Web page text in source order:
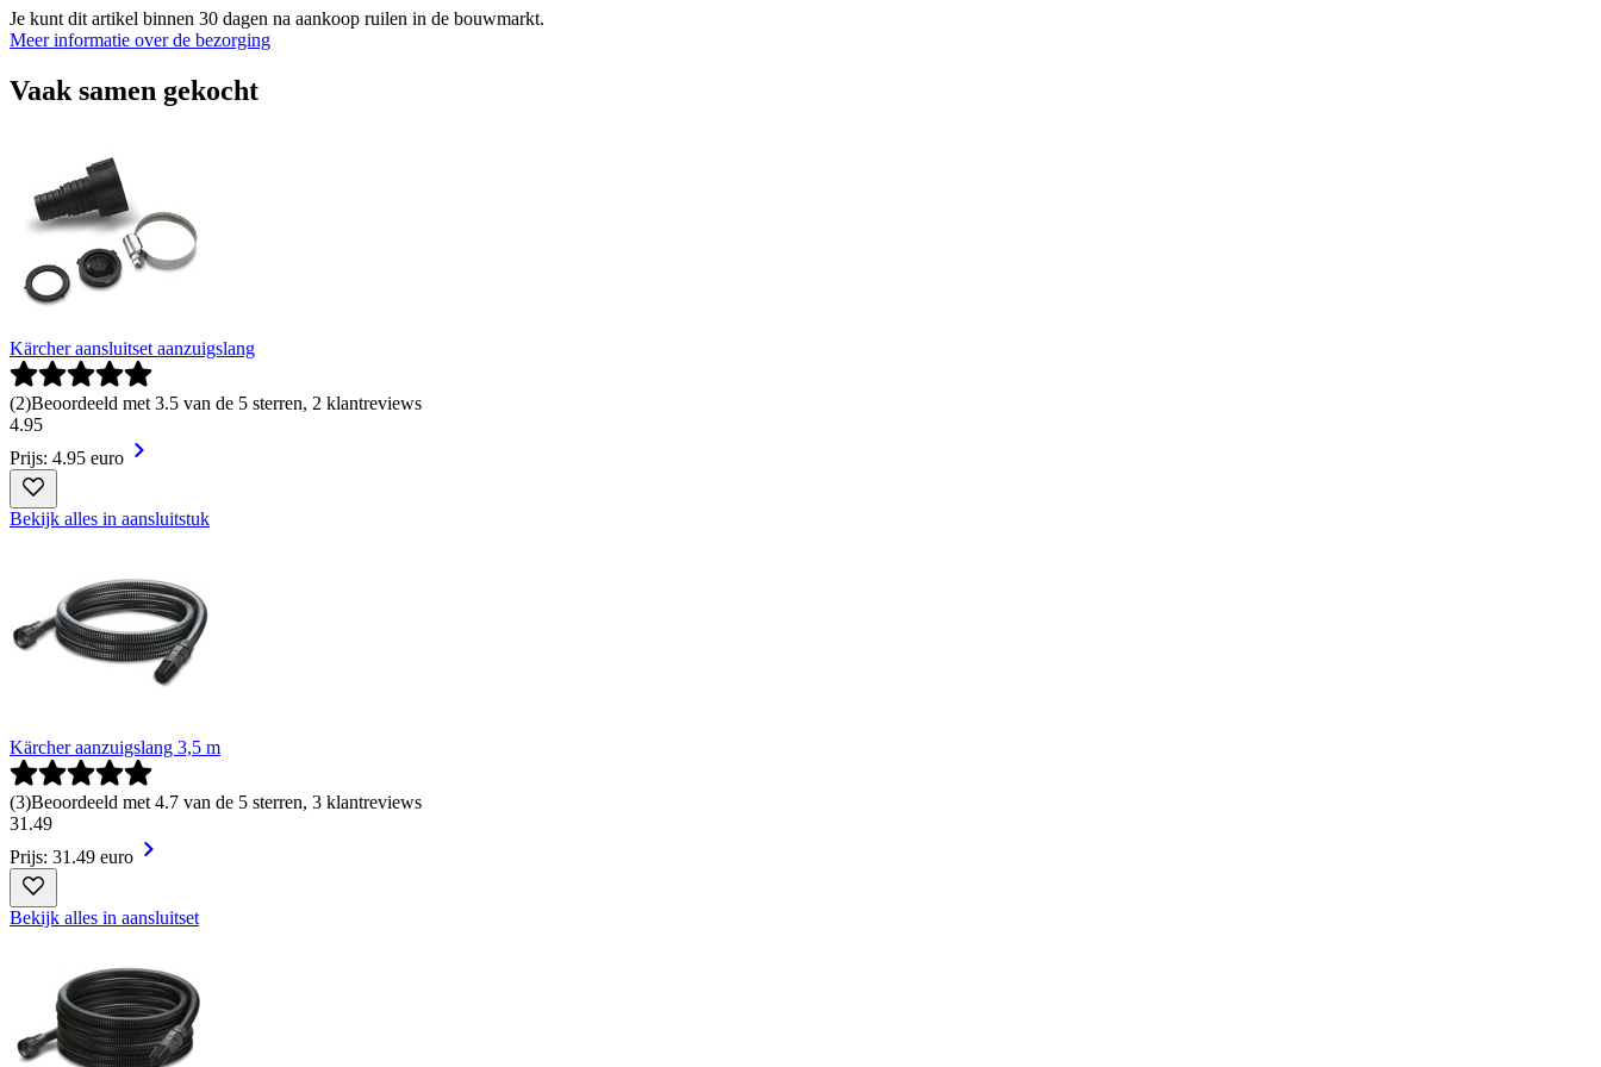
Je kunt dit artikel binnen 30 dagen na aankoop ruilen in de bouwmarkt.
Meer informatie over de bezorging
Vaak samen gekocht
Kärcher aansluitset aanzuigslang
(2)Beoordeeld met 3.5 van de 5 sterren, 2 klantreviews
4.95
Prijs: 4.95 euro
Bekijk alles in aansluitstuk
Kärcher aanzuigslang 3,5 m
(3)Beoordeeld met 4.7 van de 5 sterren, 3 klantreviews
31 .49
Prijs: 31.49 euro
Bekijk alles in aansluitset